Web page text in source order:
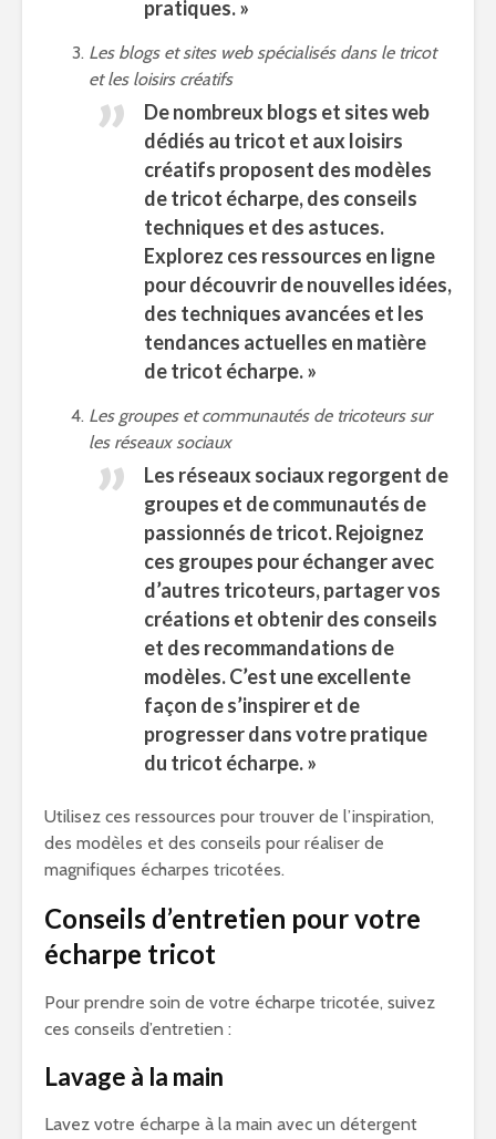
pratiques. »
Les blogs et sites web spécialisés dans le tricot
et les loisirs créatifs
De nombreux blogs et sites web
dédiés au tricot et aux loisirs
créatifs proposent des modèles
de tricot écharpe, des conseils
techniques et des astuces.
Explorez ces ressources en ligne
pour découvrir de nouvelles idées,
des techniques avancées et les
tendances actuelles en matière
de tricot écharpe. »
Les groupes et communautés de tricoteurs sur
les réseaux sociaux
Les réseaux sociaux regorgent de
groupes et de communautés de
passionnés de tricot. Rejoignez
ces groupes pour échanger avec
d’autres tricoteurs, partager vos
créations et obtenir des conseils
et des recommandations de
modèles. C’est une excellente
façon de s’inspirer et de
progresser dans votre pratique
du tricot écharpe. »
Utilisez ces ressources pour trouver de l’inspiration,
des modèles et des conseils pour réaliser de
magnifiques écharpes tricotées.
Conseils d’entretien pour votre
écharpe tricot
Pour prendre soin de votre écharpe tricotée, suivez
ces conseils d’entretien :
Lavage à la main
Lavez votre écharpe à la main avec un détergent